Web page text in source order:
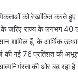
को रेखांकित करते
के जरिए राज्य के लगभग 40
शामिल हैं, के आर्थिक
की गई 76 प्रतिशत की
आत्मनिर्भरता की ओर बढ़